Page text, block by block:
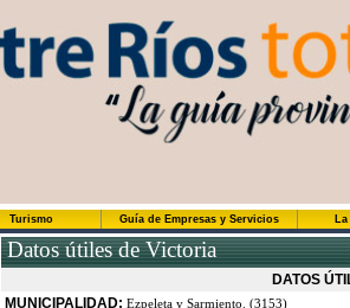
Turismo Guía de Empresas y Servicios
Datos útiles de Victoria
DATOS
MUNICIPALIDAD: Ezpeleta y Sarmiento. (3153)